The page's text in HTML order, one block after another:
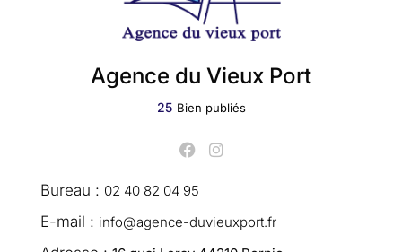
Agence du Vieux Port
25 Bien publiés
Bureau : 02 40 82 04 95
E-mail : info@agence-duvieuxport.fr